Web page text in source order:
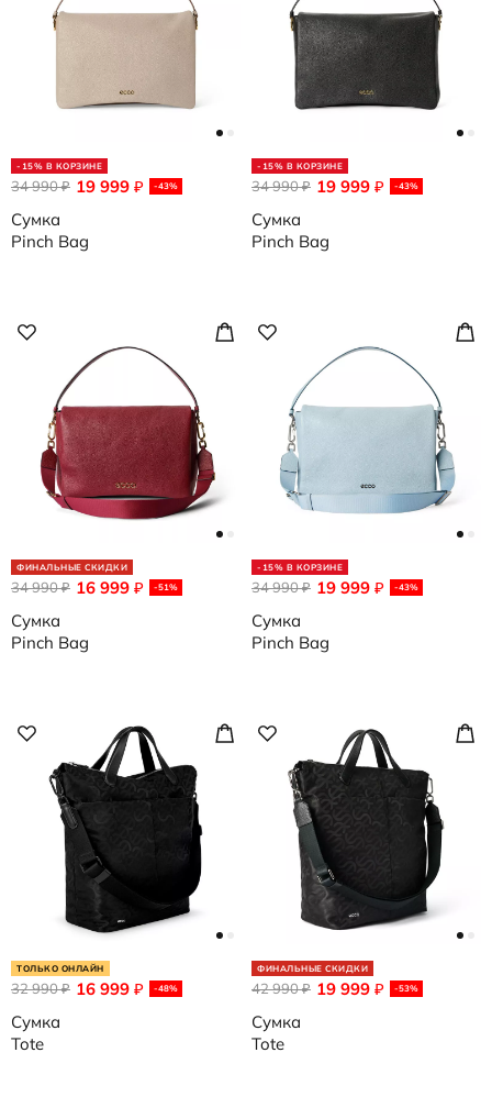
-15% В КОРЗИНЕ
19 999 ₽ -43%
34 990₽
Сумка
Pinch Bag
-15% В КОРЗИНЕ
19 999 ₽ -43%
34 990₽
Сумка
Pinch Bag
ФИНАЛЬНЫЕ СКИДКИ
16 999 ₽ -51%
34 990₽
Сумка
Pinch Bag
-15% В КОРЗИНЕ
19 999 ₽ -43%
34 990₽
Сумка
Pinch Bag
ТОЛЬКО ОНЛАЙН
16 999 ₽ -48%
32 990₽
Сумка
Tote
ФИНАЛЬНЫЕ СКИДКИ
19 999 ₽ -53%
42 990₽
Сумка
Tote